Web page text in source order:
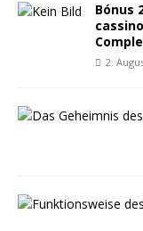
Bónus
2.